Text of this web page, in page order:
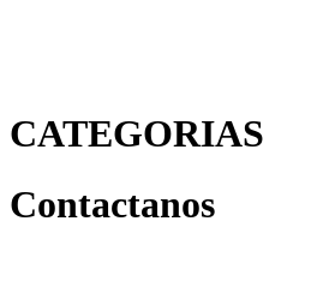
CATEGORIAS
Contactanos